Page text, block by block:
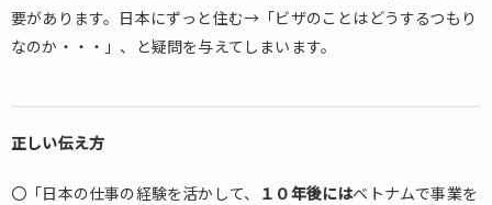
要があります。日本にずっと住む→「ビザのことはどうするつもり
なのか・・・」、と疑問を与えてしまいます。
正しい伝え方
〇「日本の仕事の経験を活かして、 １０年後にはベトナムで事業を